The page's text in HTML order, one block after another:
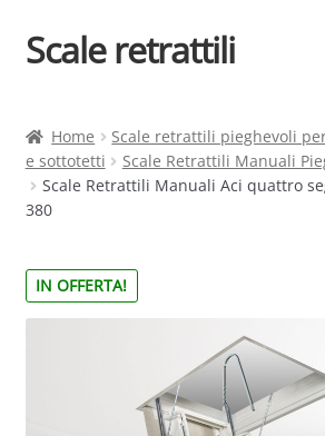
Vai
alla
Vai
al
Scale retrattili
Contatti
Cart
Elenco scale
Home
Scale retrattili pieghevoli
e sottotetti
Scale Retrattili Manuali
Scale Retrattili Manuali Aci quattro
380
IN OFFERTA!